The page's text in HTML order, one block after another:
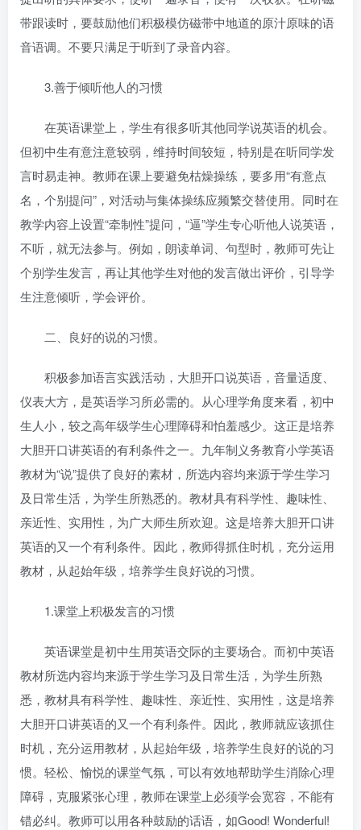
带跟读时，要鼓励他们积极模仿磁带中地道的原汁原味的语
音语调。不要只满足于听到了录音内容。
3.善于倾听他人的习惯
在英语课堂上，学生有很多听其他同学说英语的机会。
但初中生有意注意较弱，维持时间较短，特别是在听同学发
言时易走神。教师在课上要避免枯燥操练，要多用“有意点
名，个别提问”，对活动与集体操练应频繁交替使用。同时在
教学内容上设置“牵制性”提问，“逼”学生专心听他人说英语，
不听，就无法参与。例如，朗读单词、句型时，教师可先让
个别学生发言，再让其他学生对他的发言做出评价，引导学
生注意倾听，学会评价。
二、良好的说的习惯。
积极参加语言实践活动，大胆开口说英语，音量适度、
仪表大方，是英语学习所必需的。从心理学角度来看， 初中
生人小，较之高年级学生心理障碍和怕羞感少。这正是培养
大胆开口讲英语的有利条件之一。九年制义务教育小学英语
教材为“说”提供了良好的素材，所选内容均来源于学生学习
及日常生活，为学生所熟悉的。教材具有科学性、趣味性、
亲近性、实用性，为广大师生所欢迎。这是培养大胆开口讲
英语的又一个有利条件。因此，教师得抓住时机，充分运用
教材，从起始年级，培养学生良好说的习惯。
1.课堂上积极发言的习惯
英语课堂是初中生用英语交际的主要场合。而初中英语
教材所选内容均来源于学生学习及日常生活，为学生所熟
悉，教材具有科学性、趣味性、亲近性、实用性，这是培养
大胆开口讲英语的又一个有利条件。因此，教师就应该抓住
时机，充分运用教材，从起始年级，培养学生良好的说的习
惯。轻松、愉悦的课堂气氛，可以有效地帮助学生消除心理
障碍，克服紧张心理，教师在课堂上必须学会宽容，不能有
错必纠。教师可以用各种鼓励的话语，如Good! Wonderful!